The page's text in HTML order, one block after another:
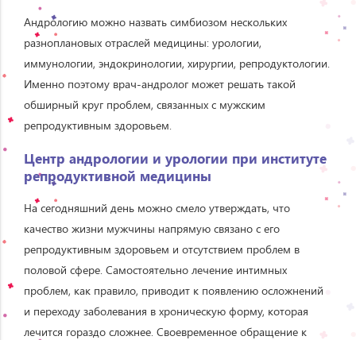
Андрологию можно назвать симбиозом нескольких
разноплановых отраслей медицины: урологии,
иммунологии, эндокринологии, хирургии, репродуктологии.
Именно поэтому врач-андролог может решать такой
обширный круг проблем, связанных с мужским
репродуктивным здоровьем.
Центр андрологии и урологии при институте
репродуктивной медицины
На сегодняшний день можно смело утверждать, что
качество жизни мужчины напрямую связано с его
репродуктивным здоровьем и отсутствием проблем в
половой сфере. Самостоятельно лечение интимных
проблем, как правило, приводит к появлению осложнений
и переходу заболевания в хроническую форму, которая
лечится гораздо сложнее. Своевременное обращение к